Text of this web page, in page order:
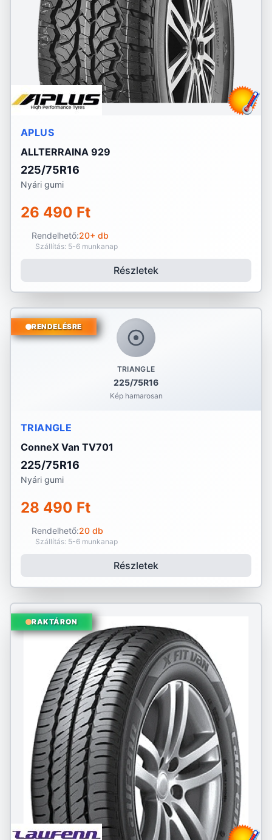
APLUS
ALLTERRAINA 929
225/75R16
Nyári gumi
26 490 Ft
Rendelhető:20+ db
Szállítás: 5-6 munkanap
Részletek
TRIANGLE
225/75R16
Kép hamarosan
RENDELÉSRE
TRIANGLE
ConneX Van TV701
225/75R16
Nyári gumi
28 490 Ft
Rendelhető:20 db
Szállítás: 5-6 munkanap
Részletek
RAKTÁRON